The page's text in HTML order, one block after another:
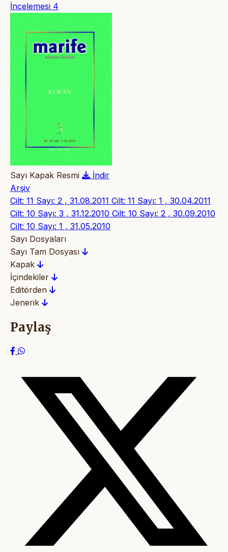
İncelemesi 4
Sayı Kapak Resmi
İndir
Arşiv
Cilt: 11 Sayı: 2 , 31.08.2011 Cilt: 11 Sayı: 1 , 30.04.2011
Cilt: 10 Sayı: 3 , 31.12.2010 Cilt: 10 Sayı: 2 , 30.09.2010
Cilt: 10 Sayı: 1 , 31.05.2010
Sayı Dosyaları
Sayı Tam Dosyası
Kapak
İçindekiler
Editörden
Jenerik
Paylaş